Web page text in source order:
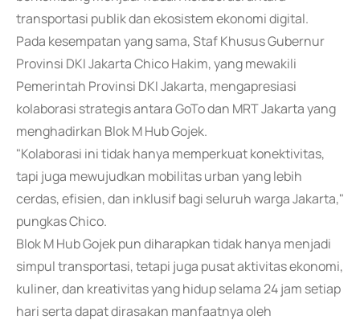
transportasi publik dan ekosistem ekonomi digital.
Pada kesempatan yang sama, Staf Khusus Gubernur
Provinsi DKI Jakarta Chico Hakim, yang mewakili
Pemerintah Provinsi DKI Jakarta, mengapresiasi
kolaborasi strategis antara GoTo dan MRT Jakarta yang
menghadirkan Blok M Hub Gojek.
"Kolaborasi ini tidak hanya memperkuat konektivitas,
tapi juga mewujudkan mobilitas urban yang lebih
cerdas, efisien, dan inklusif bagi seluruh warga Jakarta,"
pungkas Chico.
Blok M Hub Gojek pun diharapkan tidak hanya menjadi
simpul transportasi, tetapi juga pusat aktivitas ekonomi,
kuliner, dan kreativitas yang hidup selama 24 jam setiap
hari serta dapat dirasakan manfaatnya oleh